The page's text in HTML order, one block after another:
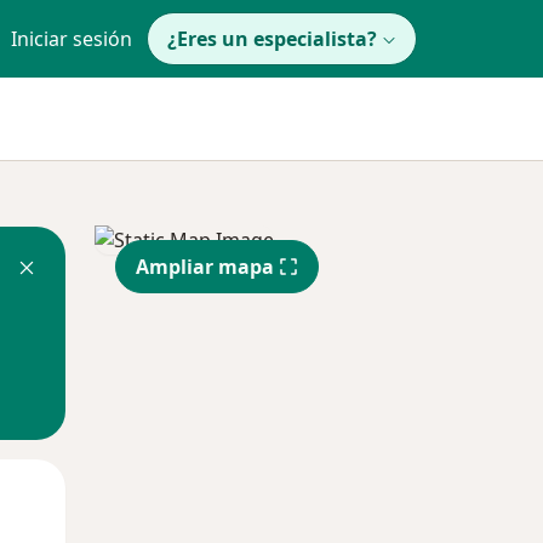
Iniciar sesión ¿Eres un especialista?
Ampliar mapa